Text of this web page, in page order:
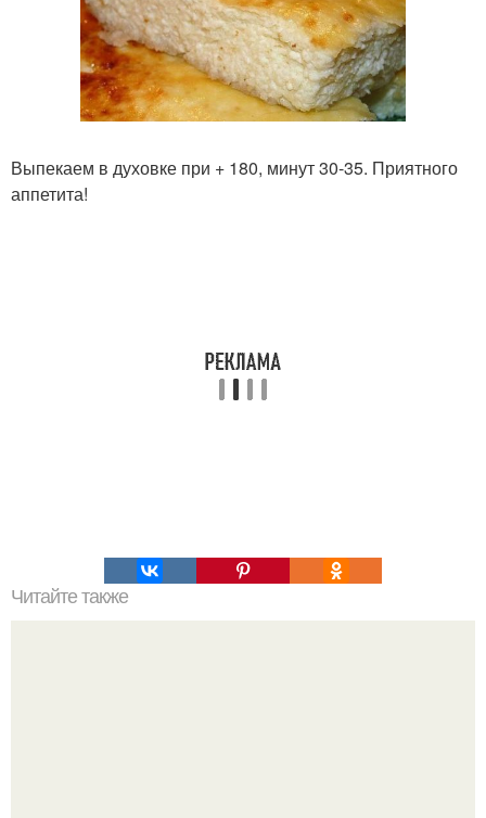
Выпекаем в духовке при + 180, минут 30-35. Приятного
аппетита!
Читайте также